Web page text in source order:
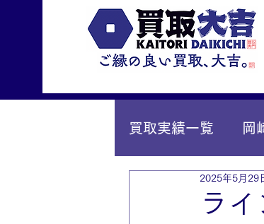
買取実績一覧 岡
IY安城店（安城
ラ
2025年5月29